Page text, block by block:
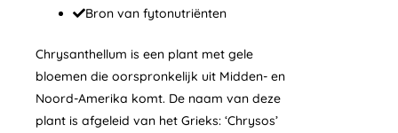
Bron van fytonutriënten
Chrysanthellum is een plant met gele
bloemen die oorspronkelijk uit Midden- en
Noord-Amerika komt. De naam van deze
plant is afgeleid van het Grieks: ‘Chrysos’